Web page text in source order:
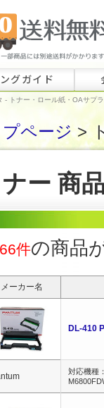
グガイド
- トナー・ロール紙・OAサプ
プページ>
ナー 商
件の商品
メーカー名
DL-410
対応機種